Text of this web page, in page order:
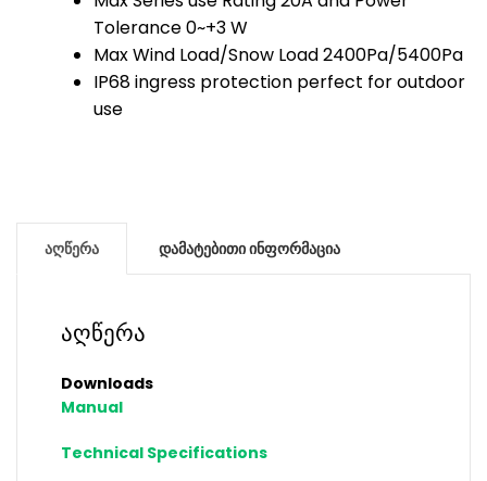
Tolerance 0~+3 W
Max Wind Load/Snow Load 2400Pa/5400Pa
IP68 ingress protection perfect for outdoor
use
აღწერა დამატებითი ინფორმაცია
აღწერა
Downloads
Manual
Technical Specifications